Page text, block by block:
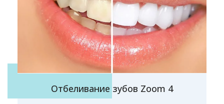
Отбеливание зубов Zoom 4